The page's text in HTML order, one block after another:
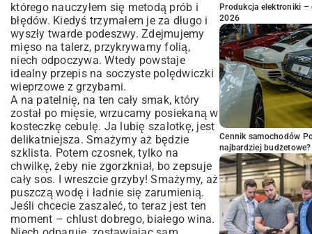
którego nauczyłem się metodą prób i
błędów. Kiedyś trzymałem je za długo i
wyszły twarde podeszwy. Zdejmujemy
mięso na talerz, przykrywamy folią,
niech odpoczywa. Wtedy powstaje
idealny przepis na soczyste polędwiczki
wieprzowe z grzybami.
A na patelnię, na ten cały smak, który
został po mięsie, wrzucamy posiekaną w
kosteczkę cebulę. Ja lubię szalotkę, jest
delikatniejsza. Smażymy aż będzie
szklista. Potem czosnek, tylko na
chwilkę, żeby nie zgorzkniał, bo zepsuje
cały sos. I wreszcie grzyby! Smażymy, aż
puszczą wodę i ładnie się zarumienią.
Jeśli chcecie zaszaleć, to teraz jest ten
moment – chlust dobrego, białego wina.
Produkcja elektroniki –
2026
Cennik samochodów
najbardziej budżetowe?